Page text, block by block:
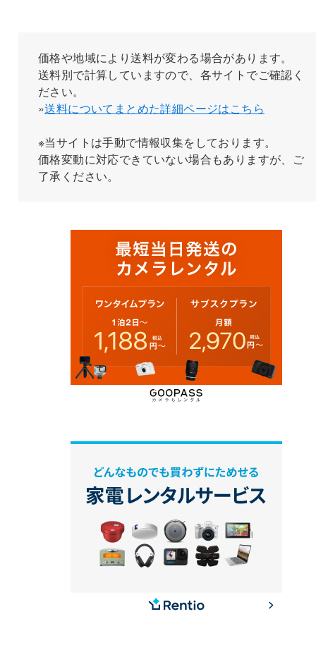
価格や地域により送料が変わる場合があります。
送料別で計算していますので、各サイトでご確認く
ださい。
»送料についてまとめた詳細ページはこちら
※当サイトは手動で情報収集をしております。
価格変動に対応できていない場合もありますが、ご
了承ください。